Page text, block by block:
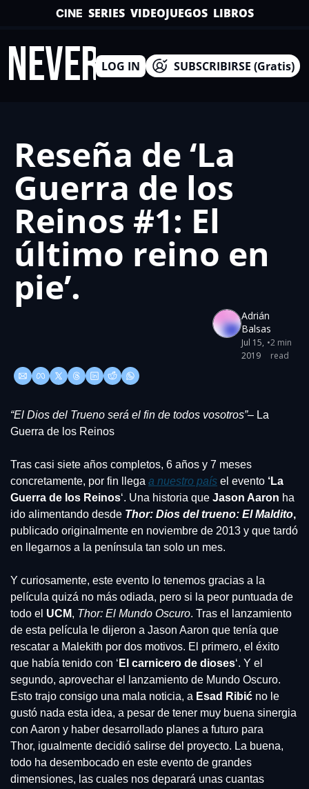
CINE SERIES VIDEOJUEGOS LIBROS
LOG IN SUBSCRIBIRSE (Gratis)
Reseña de ‘La
Guerra de los
Reinos #1: El
último reino en
pie’.
Adrián
Balsas
Jul 15,
2019
•2 min
read
“El Dios del Trueno será el fin de todos vosotros”– La
Guerra de los Reinos
Tras casi siete años completos, 6 años y 7 meses
concretamente, por fin llega a nuestro país el evento ‘La
Guerra de los Reinos‘. Una historia que Jason Aaron ha
ido alimentando desde Thor: Dios del trueno: El Maldito,
publicado originalmente en noviembre de 2013 y que tardó
en llegarnos a la península tan solo un mes.
Y curiosamente, este evento lo tenemos gracias a la
película quizá no más odiada, pero si la peor puntuada de
todo el UCM, Thor: El Mundo Oscuro. Tras el lanzamiento
de esta película le dijeron a Jason Aaron que tenía que
rescatar a Malekith por dos motivos. El primero, el éxito
que había tenido con ‘ El carnicero de dioses‘. Y el
segundo, aprovechar el lanzamiento de Mundo Oscuro.
Esto trajo consigo una mala noticia, a Esad Ribić no le
gustó nada esta idea, a pesar de tener muy buena sinergia
con Aaron y haber desarrollado planes a futuro para
Thor, igualmente decidió salirse del proyecto. La buena,
todo ha desembocado en este evento de grandes
dimensiones, las cuales nos deparará unas cuantas